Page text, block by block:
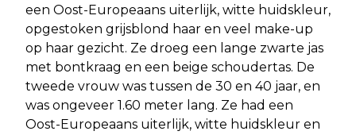
een Oost-Europeaans uiterlijk, witte huidskleur,
opgestoken grijsblond haar en veel make-up
op haar gezicht. Ze droeg een lange zwarte jas
met bontkraag en een beige schoudertas. De
tweede vrouw was tussen de 30 en 40 jaar, en
was ongeveer 1.60 meter lang. Ze had een
Oost-Europeaans uiterlijk, witte huidskleur en